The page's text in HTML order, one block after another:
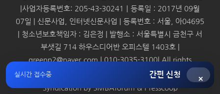
|사업자등록번호: 205-43-30241｜등록일 : 2017년 09월
07일 | 신문사업, 인터넷신문사업 | 등록번호 : 서울, 아04695
| 청소년보호책임자 : 김은정 | 발행소 : 서울특별시 금천구 서
부샛길 714 하우스디어반 오피스텔 1403호 |
greenp2@naver.com | 010-3035-3100| All rights
Syndication bySMBAforum & Presscoop
실시간 접수중 간편 신청
×